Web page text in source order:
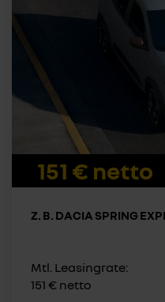
151 € netto
Z. B. DACIA SPRING
Mtl. Leasingrate:
151 € netto